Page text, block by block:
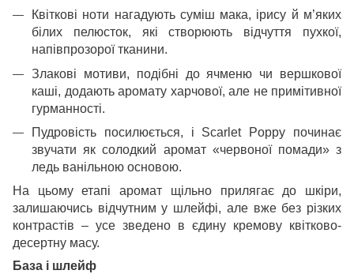
Квіткові ноти нагадують суміш мака, ірису й м’яких
білих пелюсток, які створюють відчуття пухкої,
напівпрозорої тканини.
Злакові мотиви, подібні до ячменю чи вершкової
каші, додають аромату харчової, але не примітивної
гурманності.
Пудровість посилюється, і Scarlet Poppy починає
звучати як солодкий аромат «червоної помади» з
ледь ванільною основою.
На цьому етапі аромат щільно прилягає до шкіри,
залишаючись відчутним у шлейфі, але вже без різких
контрастів – усе зведено в єдину кремову квітково-
десертну масу.
База і шлейф